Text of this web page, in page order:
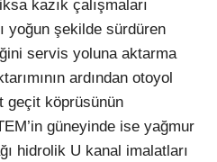
kazık çalışmaları
yoğun şekilde sürdüren
servis yoluna aktarma
ardından otoyol
geçit köprüsünün
güneyinde ise yağmur
hidrolik U kanal imalatları